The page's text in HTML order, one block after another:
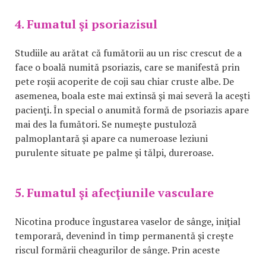
4. Fumatul şi psoriazisul
Studiile au arătat că fumătorii au un risc crescut de a
face o boală numită psoriazis, care se manifestă prin
pete roşii acoperite de coji sau chiar cruste albe. De
asemenea, boala este mai extinsă şi mai severă la aceşti
pacienţi. În special o anumită formă de psoriazis apare
mai des la fumători. Se numeşte pustuloză
palmoplantară şi apare ca numeroase leziuni
purulente situate pe palme şi tălpi, dureroase.
5. Fumatul şi afecţiunile vasculare
Nicotina produce îngustarea vaselor de sânge, iniţial
temporară, devenind în timp permanentă şi creşte
riscul formării cheagurilor de sânge. Prin aceste